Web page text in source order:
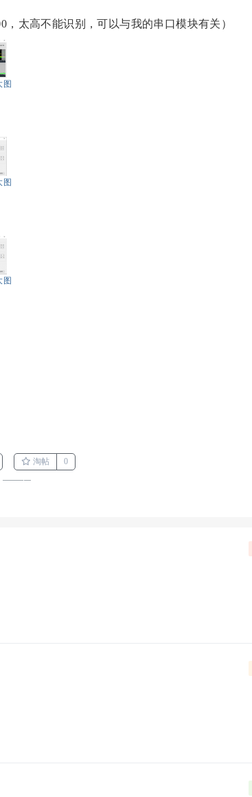
太高不能识别，可以与我的串口模块有关）
图
图
图
淘帖 0
────